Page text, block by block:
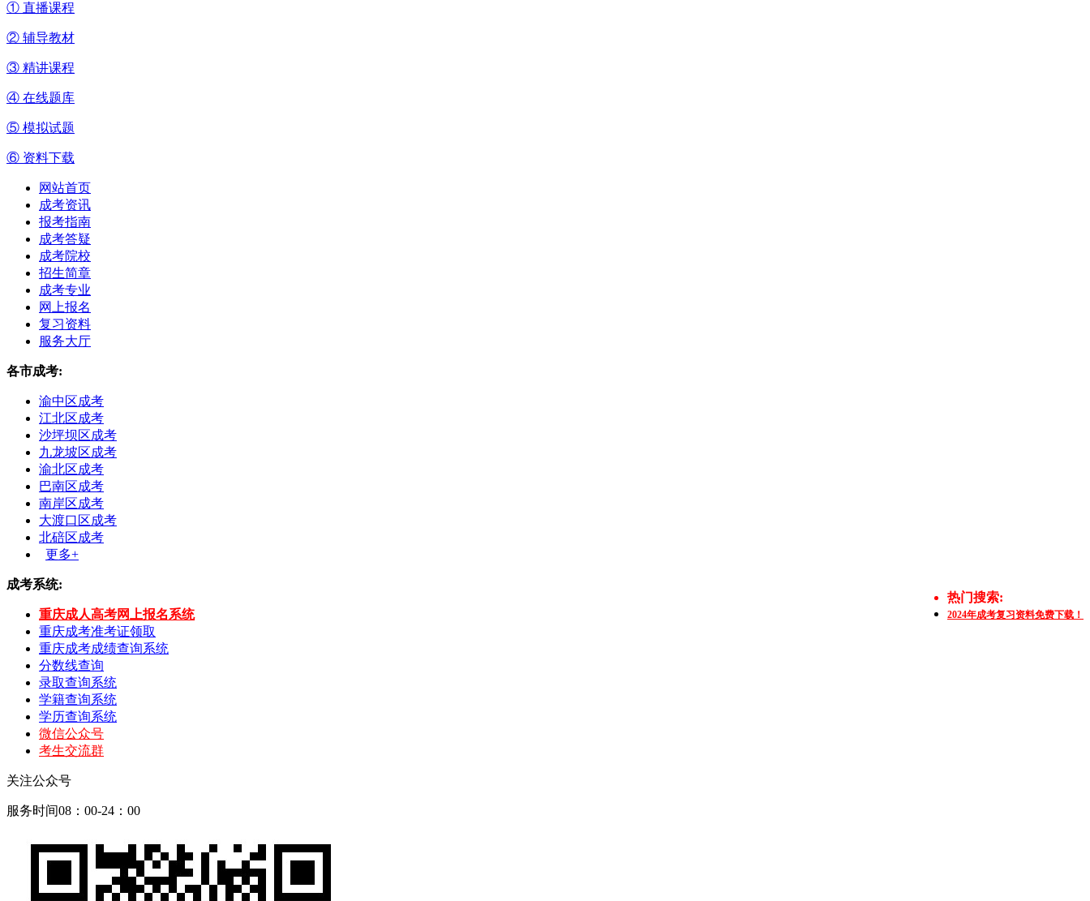
① 直播课程
② 辅导教材
③ 精讲课程
④ 在线题库
⑤ 模拟试题
⑥ 资料下载
网站首页
成考资讯
报考指南
成考答疑
成考院校
招生简章
成考专业
网上报名
复习资料
服务大厅
各市成考:
渝中区成考
江北区成考
沙坪坝区成考
九龙坡区成考
渝北区成考
巴南区成考
南岸区成考
大渡口区成考
北碚区成考
更多+
热门搜索:
2024年成考复习资料免费下载！
成考系统:
重庆成人高考网上报名系统
重庆成考准考证领取
重庆成考成绩查询系统
分数线查询
录取查询系统
学籍查询系统
学历查询系统
微信公众号
考生交流群
关注公众号
服务时间08：00-24：00